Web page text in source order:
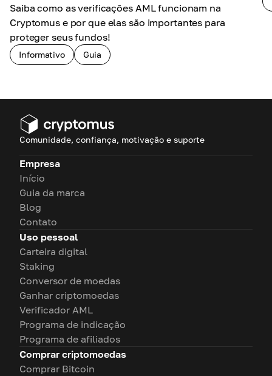
Saiba como as verificações AML funcionam na
Cryptomus e por que elas são importantes para
proteger seus fundos!
Informativo Guia
Comunidade, confiança, motivação e suporte
Empresa
Início
Guia da marca
Blog
Contato
Uso pessoal
Carteira digital
Staking
Conversor de moedas
Ganhar criptomoedas
Verificador AML
Programa de indicação
Programa de afiliados
Comprar criptomoedas
Comprar Bitcoin